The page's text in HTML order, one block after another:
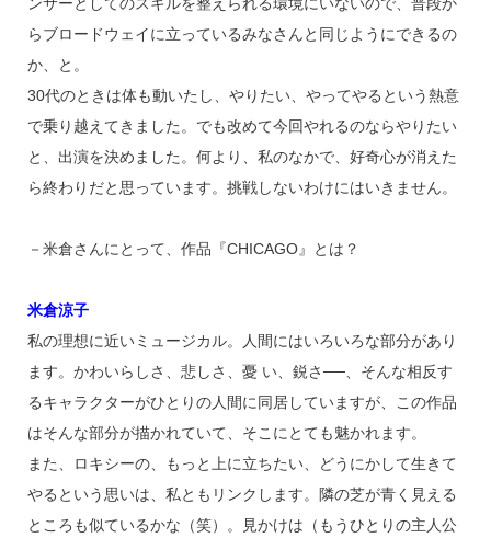
らブロードウェイに立っているみなさんと同じようにできるの
か、と。
30代のときは体も動いたし、やりたい、やってやるという熱意
で乗り越えてきました。でも改めて今回やれるのならやりたい
と、出演を決めました。何より、私のなかで、好奇心が消えた
ら終わりだと思っています。挑戦しないわけにはいきません。
－米倉さんにとって、作品『CHICAGO』とは？
米倉涼子
私の理想に近いミュージカル。人間にはいろいろな部分があり
ます。かわいらしさ、悲しさ、憂 い、鋭さ──、そんな相反す
るキャラクターがひとりの人間に同居していますが、この作品
はそんな部分が描かれていて、そこにとても魅かれます。
また、ロキシーの、もっと上に立ちたい、どうにかして生きて
やるという思いは、私ともリンクします。隣の芝が青く見える
ところも似ているかな（笑）。見かけは（もうひとりの主人公